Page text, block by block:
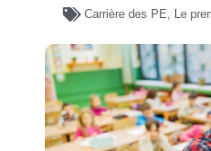
Carrière des PE, Le